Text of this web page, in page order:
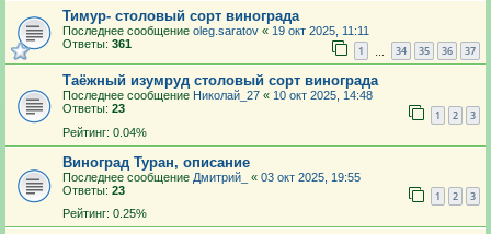
Тимур- столовый сорт винограда
Последнее сообщение oleg.saratov « 19 окт 2025, 11:11
Ответы: 361 1 34 35 36 37
Таёжный изумруд столовый сорт винограда
Последнее сообщение Николай_27 « 10 окт 2025, 14:48
Ответы: 23 1 2 3
Рейтинг: 0.04%
Виноград Туран, описание
Последнее сообщение Дмитрий_ « 03 окт 2025, 19:55
Ответы: 23 1 2 3
Рейтинг: 0.25%